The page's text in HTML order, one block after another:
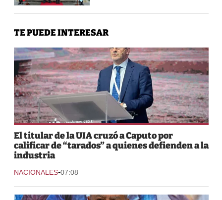
TE PUEDE INTERESAR
El titular de la UIA cruzó a Caputo por
calificar de “tarados” a quienes defienden a la
industria
NACIONALES-07:08